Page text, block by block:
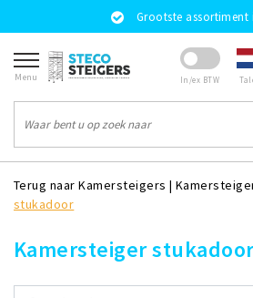
Grootste assortiment
Menu In/ex BTW
Terug naar Kamersteigers |
stukadoor
Kamersteiger